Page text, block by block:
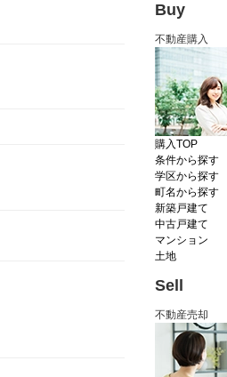
Buy
不動産購入
購入TOP
条件から探す
学区から探す
町名から探す
新築戸建て
中古戸建て
マンション
土地
Sell
不動産売却